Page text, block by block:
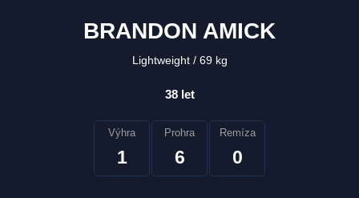
BRANDON AMICK
Lightweight 69 kg
38 let
Výhra
1
Prohra
6
Remíza
0